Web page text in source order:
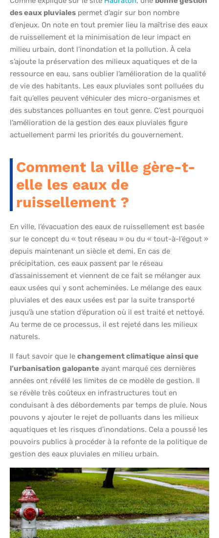
des eaux pluviales permet d’agir sur bon nombre
d’enjeux. On note en tout premier lieu la maîtrise des eaux
de ruissellement et la minimisation de leur impact en
milieu urbain, dont l’inondation et la pollution. À cela
s’ajoute la préservation des milieux aquatiques et de la
ressource en eau, sans oublier l’amélioration de la qualité
de vie des habitants. Les eaux pluviales sont polluées du
fait qu’elles peuvent véhiculer des micro-organismes et
des substances polluantes en tout genre. C’est pourquoi
l’amélioration de la gestion des eaux pluviales figure
actuellement parmi les priorités du gouvernement.
Comment la ville gère-t-
elle les eaux de
ruissellement ?
En ville, l’évacuation des eaux de ruissellement est basée
sur le concept du « tout réseau » ou du « tout-à-l’égout »
depuis maintenant un siècle et demi. En cas de
précipitation, ces eaux passent par le réseau
d’assainissement et viennent de ce fait se mélanger aux
eaux usées qui y sont acheminées. Le mélange des eaux
pluviales et des eaux usées est par la suite transporté
jusqu’à une station d’épuration où il est traité et nettoyé.
Au terme de ce processus, il est rejeté dans les milieux
naturels.
Il faut savoir que le changement climatique ainsi que
l’urbanisation galopante ayant marqué ces dernières
années ont révélé les limites de ce modèle de gestion. Il
se révèle très coûteux en infrastructures tout en
conduisant à des débordements par temps de pluie. Nous
pouvons y ajouter le rejet de polluants dans les milieux
aquatiques et les risques d’inondations. Cela a poussé les
pouvoirs publics à procéder à la refonte de la politique de
gestion des eaux pluviales en milieu urbain.